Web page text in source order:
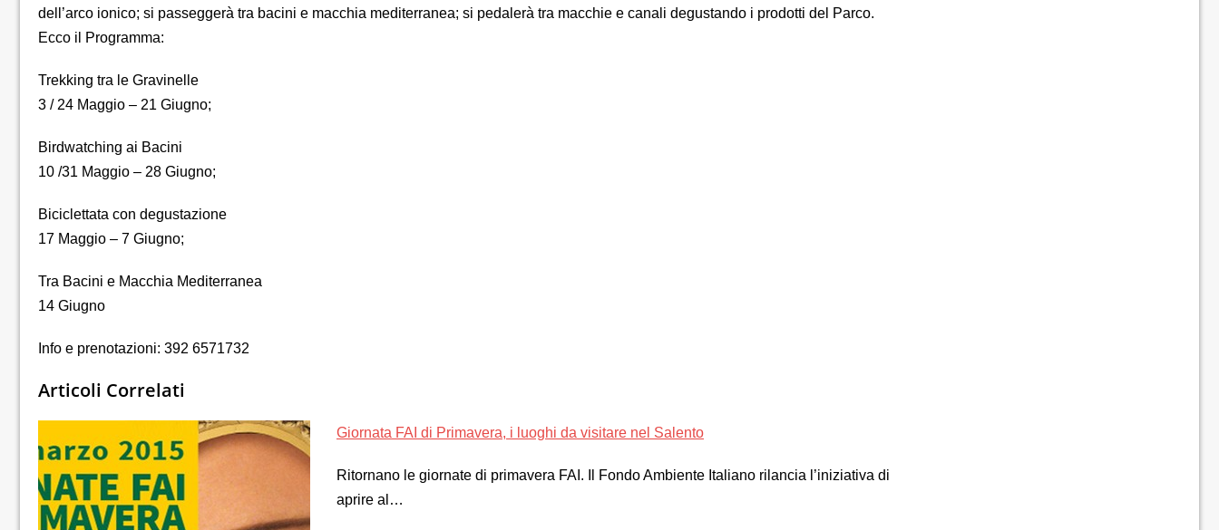
dell’arco ionico; si passeggerà tra bacini e macchia mediterranea; si pedalerà tra macchie e canali degustando i prodotti del Parco.
Ecco il Programma:
Trekking tra le Gravinelle
3 / 24 Maggio – 21 Giugno;
Birdwatching ai Bacini
10 /31 Maggio – 28 Giugno;
Biciclettata con degustazione
17 Maggio – 7 Giugno;
Tra Bacini e Macchia Mediterranea
14 Giugno
Info e prenotazioni: 392 6571732
Articoli Correlati
Giornata FAI di Primavera, i luoghi da visitare nel Salento
Ritornano le giornate di primavera FAI. Il Fondo Ambiente Italiano rilancia l’iniziativa di
aprire al…